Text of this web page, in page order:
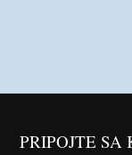
PRIPOJTE SA